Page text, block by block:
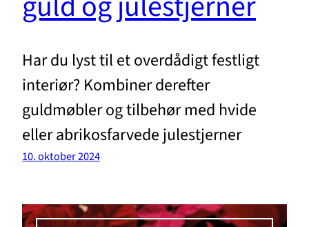
Har du lyst til et overdådigt festligt
interiør? Kombiner derefter
guldmøbler og tilbehør med hvide
eller abrikosfarvede julestjerner
10. oktober 2024